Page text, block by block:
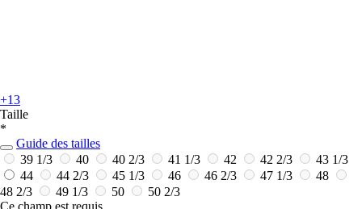
+13
Taille
*
Guide des tailles
39 1/3
40 40 2/3 41 1/3 42 42 2/3
43 1/3
44
44 2/3 45 1/3 46 46 2/3 47 1/3
48
48 2/3
49 1/3 50
50 2/3
Ce champ est requis